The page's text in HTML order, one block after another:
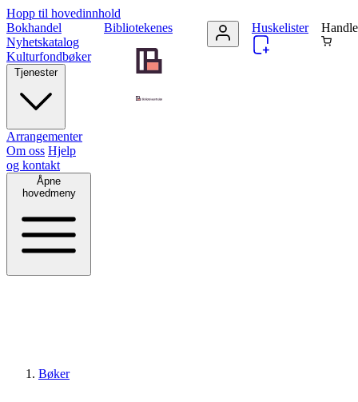
Hopp til hovedinnhold
Bibliotekenes
Bokhandel
Nyhetskatalog
Kulturfondbøker
Tjenester
Arrangementer
Om oss Hjelp
og kontakt
Åpne
hovedmeny
Huskelister
Bøker